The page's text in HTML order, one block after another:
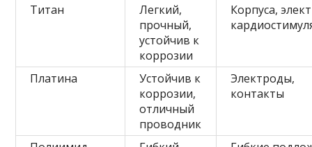
Титан
Легкий,
прочный,
устойчив к
коррозии
Корпуса,
Платина
Устойчив к
коррозии,
отличный
проводник
Электроды,
контакты